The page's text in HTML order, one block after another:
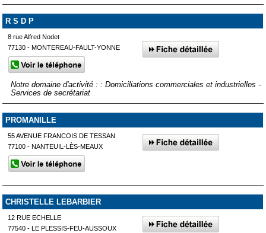
R S D P
8 rue Alfred Nodet
77130 - MONTEREAU-FAULT-YONNE
Notre domaine d'activité : : Domiciliations commerciales et industrielles -
Services de secrétariat
PROMANILLE
55 AVENUE FRANCOIS DE TESSAN
77100 - NANTEUIL-LÈS-MEAUX
CHRISTELLE LEBARBIER
12 RUE ECHELLE
77540 - LE PLESSIS-FEU-AUSSOUX